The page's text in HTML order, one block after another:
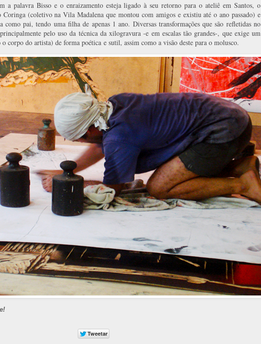
a palavra Bisso e o enraizamento esteja ligado à seu retorno para o ateliê em Santos, o
Coringa (coletivo na Vila Madalena que montou com amigos e existiu até o ano passado) e
como pai, tendo uma filha de apenas 1 ano. Diversas transformações que são refletidas no
pelo uso da técnica da xilogravura -e em escalas tão grandes-, que exige um
o corpo do artista) de forma poética e sutil, assim como a visão deste para o molusco.